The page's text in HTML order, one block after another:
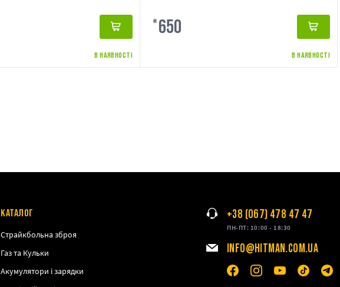
В НАЯВНОСТІ
₴ 650
В НАЯВНОСТІ
КАТАЛОГ
Страйкбольна зброя
Газ та Кульки
Акумулятори і зарядки
+38 (067) 478 47 47
ПН-ПТ: 10:00 - 18:30
INFO@HITMAN.COM.UA